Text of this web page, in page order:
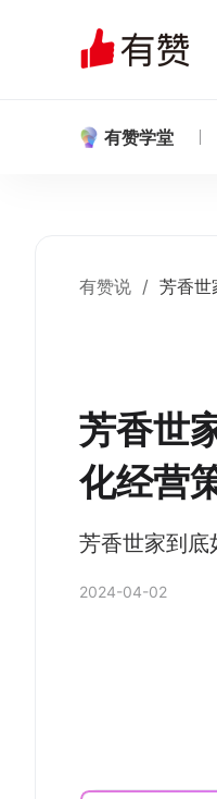
有赞学堂
有赞说 / 芳香世
芳香世
化经营
芳香世家到底
2024-04-02